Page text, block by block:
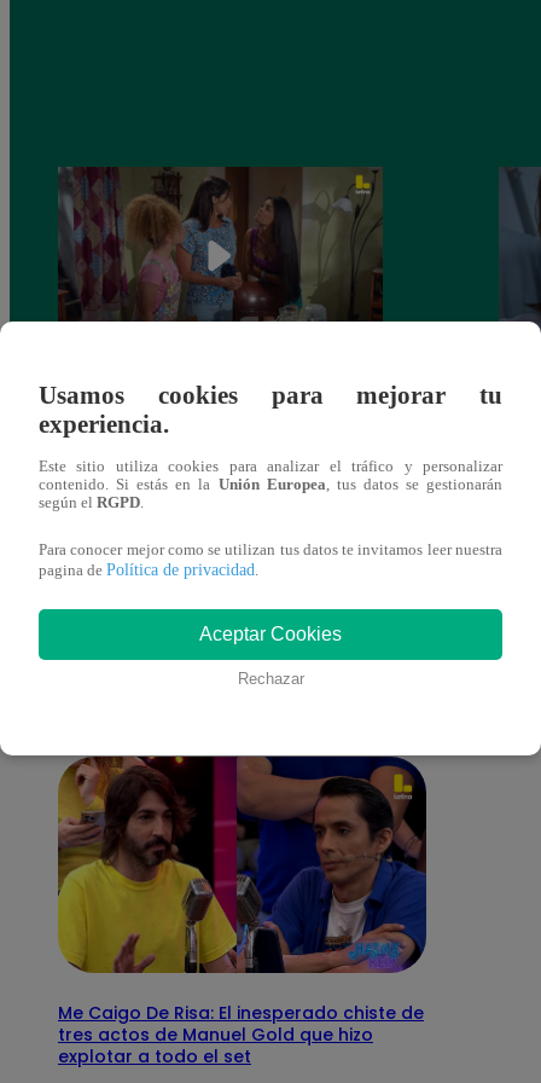
Valentina Valiente capítulo 44: Kathy y
Jenny atan cabos sobre la relación entre
También te puede
interesar
Me Caigo De Risa: El inesperado chiste de
tres actos de Manuel Gold que hizo
explotar a todo el set
Usamos cookies para mejorar tu
experiencia.
Este sitio utiliza cookies para analizar el tráfico y personalizar
contenido. Si estás en la Unión Europea, tus datos se gestionarán
según el RGPD.
Para conocer mejor como se utilizan tus datos te invitamos leer nuestra
pagina de Política de privacidad.
Aceptar Cookies
Rechazar